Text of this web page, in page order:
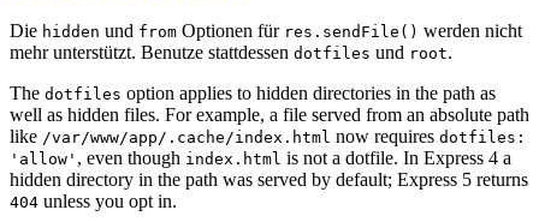
Die hidden und from Optionen für res.sendFile() werden nicht
mehr unterstützt. Benutze stattdessen dotfiles und root.
The dotfiles option applies to hidden directories in the path as
well as hidden files. For example, a file served from an absolute path
like /var/www/app/.cache/index.html now requires dotfiles:
'allow' , even though index.html is not a dotfile. In Express 4 a
hidden directory in the path was served by default; Express 5 returns
404 unless you opt in.